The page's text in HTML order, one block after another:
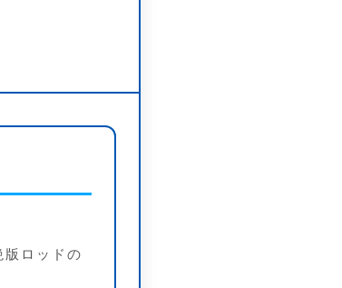
ロッドの